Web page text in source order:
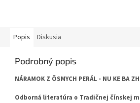
Popis Diskusia
Podrobný popis
NÁRAMOK Z ÔSMYCH PERÁL - NU KE BA
Odborná literatúra o Tradičnej čínskej